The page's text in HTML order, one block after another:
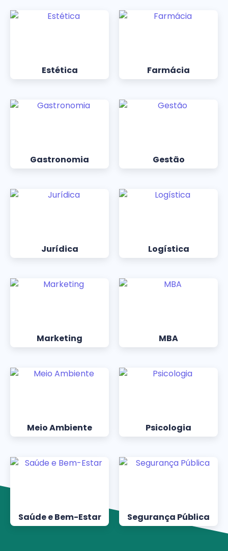
Estética Farmácia
Gastronomia Gestão
Jurídica Logística
Marketing MBA
Meio Ambiente Psicologia
Saúde e Bem-Estar Segurança Pública